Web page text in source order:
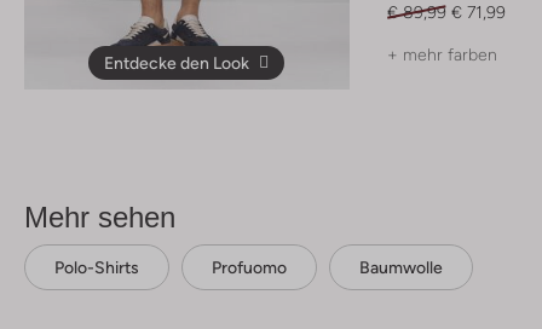
Entdecke den Look
€ 89,99 € 71,99
+ mehr farben
Mehr sehen
Polo-Shirts Profuomo Baumwolle